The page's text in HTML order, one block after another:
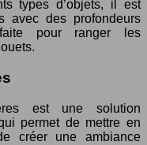
types d’objets, il est
avec des profondeurs
pour ranger les
est une solution
permet de mettre en
créer une ambiance